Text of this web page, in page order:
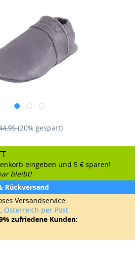
(20% gespart)
eingeben und 5 € sparen!
bleibt!
Rückversand
Versandservice:
Österreich per Post
zufriedene Kunden: